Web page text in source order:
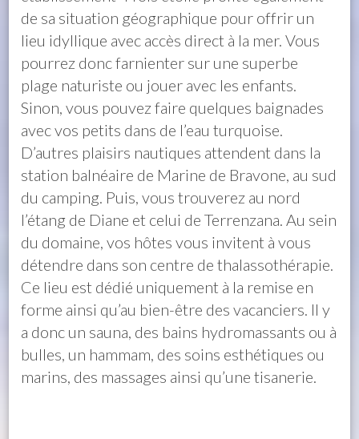
de sa situation géographique pour offrir un
lieu idyllique avec accès direct à la mer. Vous
pourrez donc farnienter sur une superbe
plage naturiste ou jouer avec les enfants.
Sinon, vous pouvez faire quelques baignades
avec vos petits dans de l’eau turquoise.
D’autres plaisirs nautiques attendent dans la
station balnéaire de Marine de Bravone, au sud
du camping. Puis, vous trouverez au nord
l’étang de Diane et celui de Terrenzana. Au sein
du domaine, vos hôtes vous invitent à vous
détendre dans son centre de thalassothérapie.
Ce lieu est dédié uniquement à la remise en
forme ainsi qu’au bien-être des vacanciers. Il y
a donc un sauna, des bains hydromassants ou à
bulles, un hammam, des soins esthétiques ou
marins, des massages ainsi qu’une tisanerie.